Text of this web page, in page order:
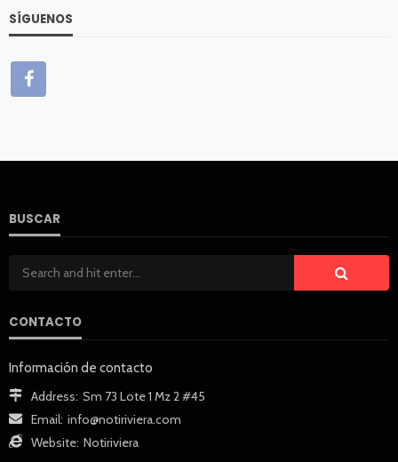
SÍGUENOS
BUSCAR
CONTACTO
Información de contacto
Address: Sm 73 Lote 1 Mz 2 #45
Email: info@notiriviera.com
Website: Notiriviera